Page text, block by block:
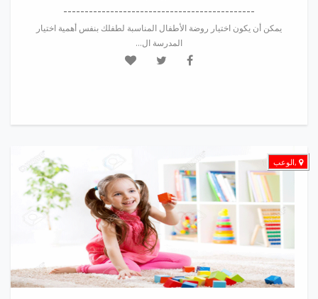
---------------------------------------------
يمكن أن يكون اختيار روضة الأطفال المناسبة لطفلك بنفس أهمية اختيار
المدرسة ال...
,الوعب